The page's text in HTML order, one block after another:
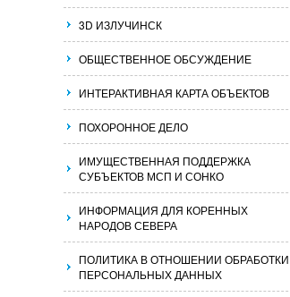
3D ИЗЛУЧИНСК
ОБЩЕСТВЕННОЕ ОБСУЖДЕНИЕ
ИНТЕРАКТИВНАЯ КАРТА ОБЪЕКТОВ
ПОХОРОННОЕ ДЕЛО
ИМУЩЕСТВЕННАЯ ПОДДЕРЖКА
СУБЪЕКТОВ МСП И СОНКО
ИНФОРМАЦИЯ ДЛЯ КОРЕННЫХ
НАРОДОВ СЕВЕРА
ПОЛИТИКА В ОТНОШЕНИИ ОБРАБОТКИ
ПЕРСОНАЛЬНЫХ ДАННЫХ